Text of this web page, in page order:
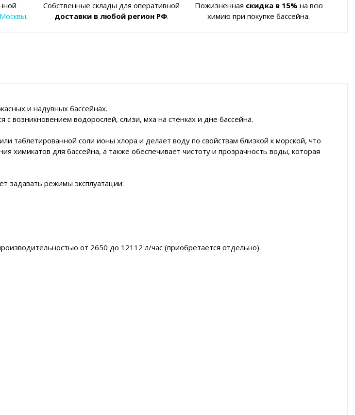
.
Собственные склады для оперативной
доставки в любой регион РФ.
Пожизненная скидка в 15% на всю
химию при покупке бассейна.
и надувных бассейнах.
возникновением водорослей, слизи, мха на стенках и дне бассейна.
таблетированной соли ионы хлора и делает воду по свойствам близкой к морской, что
химикатов для бассейна, а также обеспечивает чистоту и прозрачность воды, которая
задавать режимы эксплуатации:
от 2650 до 12112 л/час (приобретается отдельно).